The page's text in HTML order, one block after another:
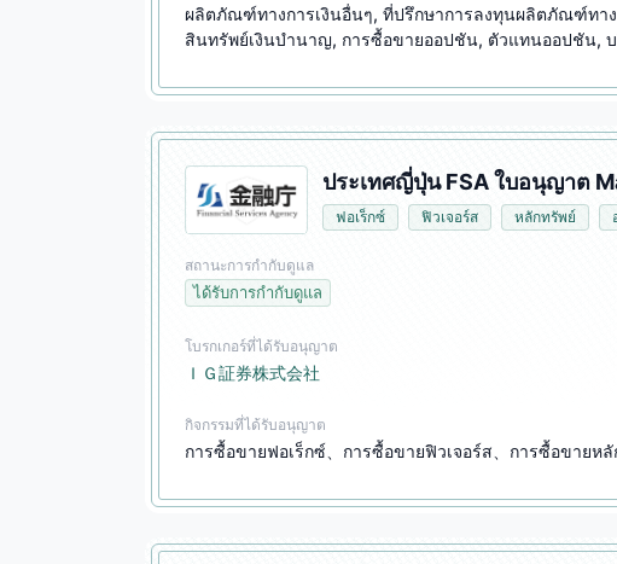
ผลิตภัณฑ์ทางการเงินอื่นๆ, ที่ปรึกษาการลงทุนผลิตภัณฑ์ทา
สินทรัพย์เงินบำนาญ, การซื้อขายออปชัน, ตัวแทนออปชัน,
ประเทศญี่ปุ่น FSA ใบอนุญาต
ฟอเร็กซ์ ฟิวเจอร์ส หลักทรัพย์
สถานะการกำกับดูแล
ได้รับการกำกับดูแล
โบรกเกอร์ที่ได้รับอนุญาต
ＩＧ証券株式会社
กิจกรรมที่ได้รับอนุญาต
การซื้อขายฟอเร็กซ์、การซื้อขายฟิวเจอร์ส、การซื้อขายห